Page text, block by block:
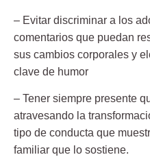
– Evitar discriminar a los
comentarios que puedan
sus cambios corporales y
clave de humor
– Tener siempre presente
atravesando la
tipo de conducta que
familiar que lo sostiene.